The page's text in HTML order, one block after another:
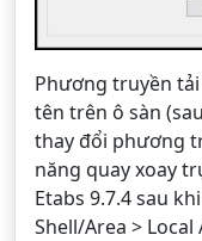
Phương truyền
tên trên ô sàn
thay đổi phương
năng quay xoay
Etabs 9.7.4 sau
Shell/Area > Local